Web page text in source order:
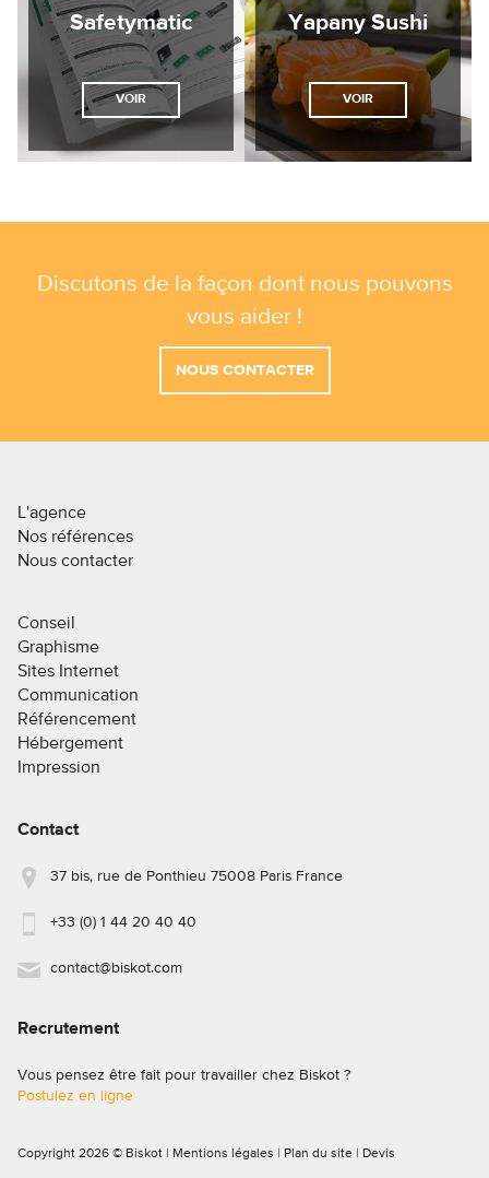
Safetymatic
VOIR
Yapany Sushi
VOIR
Discutons de la façon dont nous pouvons
vous aider !
NOUS CONTACTER
L'agence
Nos références
Nous contacter
Conseil
Graphisme
Sites Internet
Communication
Référencement
Hébergement
Impression
Contact
37 bis, rue de Ponthieu 75008 Paris France
+33 (0) 1 44 20 40 40
contact@biskot.com
Recrutement
Vous pensez être fait pour travailler chez Biskot ?
Postulez en ligne
Copyright 2026 © Biskot | Mentions légales Plan du site Devis